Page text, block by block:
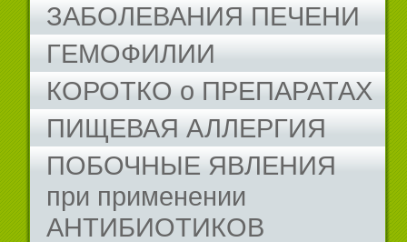
ЗАБОЛЕВАНИЯ ПЕЧЕНИ
ГЕМОФИЛИИ
КОРОТКО о ПРЕПАРАТАХ
ПИЩЕВАЯ АЛЛЕРГИЯ
ПОБОЧНЫЕ ЯВЛЕНИЯ
при применении
АНТИБИОТИКОВ